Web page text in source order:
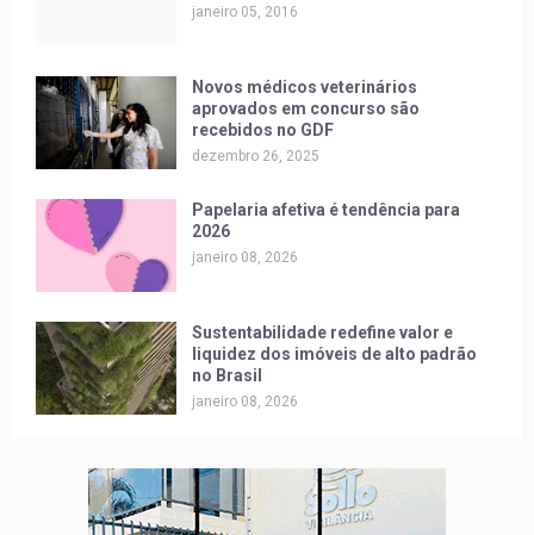
janeiro 05, 2016
Novos médicos veterinários
aprovados em concurso são
recebidos no GDF
dezembro 26, 2025
Papelaria afetiva é tendência para
2026
janeiro 08, 2026
Sustentabilidade redefine valor e
liquidez dos imóveis de alto padrão
no Brasil
janeiro 08, 2026